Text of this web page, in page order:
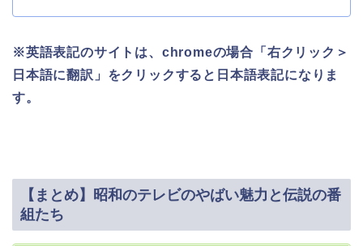
※英語表記のサイトは、chromeの場合「右クリック＞
日本語に翻訳」をクリックすると日本語表記になりま
す。
【まとめ】昭和のテレビのやばい魅力と伝説の番
組たち